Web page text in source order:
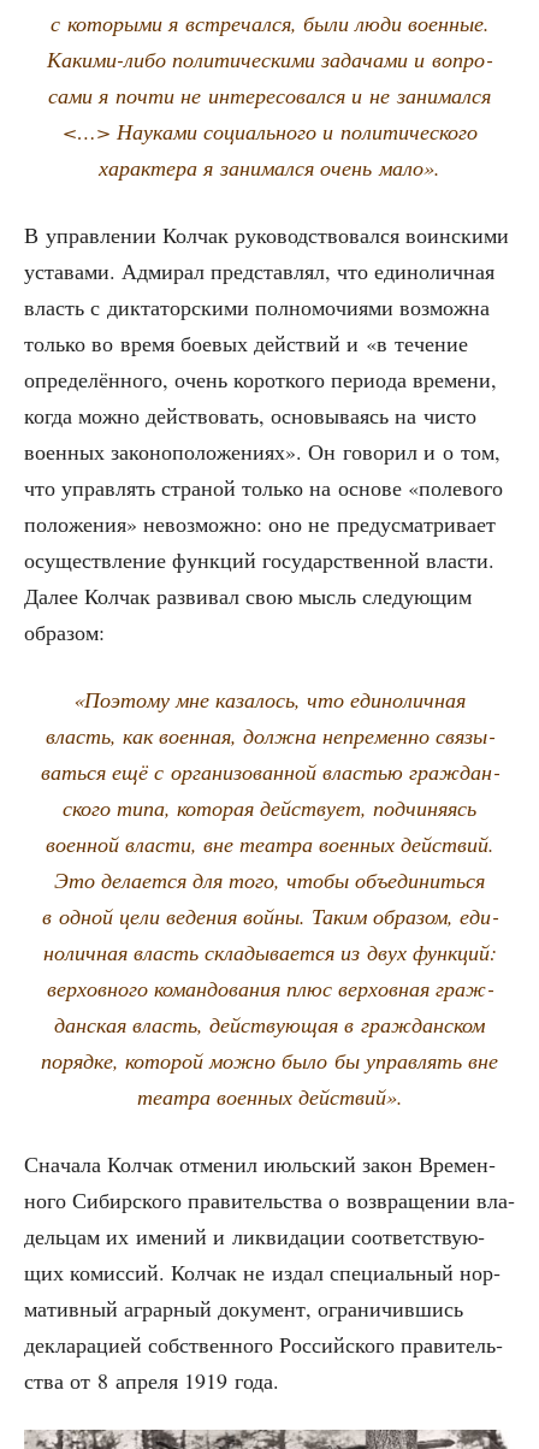
с кото­ры­ми я встре­чал­ся, были люди воен­ные.
Каки­ми-либо поли­ти­че­ски­ми зада­ча­ми и вопро­
са­ми я почти не инте­ре­со­вал­ся и не зани­мал­ся
<…> Нау­ка­ми соци­аль­но­го и поли­ти­че­ско­го
харак­те­ра я зани­мал­ся очень мало».
В управ­ле­нии Кол­чак руко­вод­ство­вал­ся воин­ски­ми
уста­ва­ми. Адми­рал пред­став­лял, что еди­но­лич­ная
власть с дик­та­тор­ски­ми пол­но­мо­чи­я­ми воз­мож­на
толь­ко во вре­мя бое­вых дей­ствий и «в тече­ние
опре­де­лён­но­го, очень корот­ко­го пери­о­да вре­ме­ни,
когда мож­но дей­ство­вать, осно­вы­ва­ясь на чисто
воен­ных зако­но­по­ло­же­ни­ях». Он гово­рил и о том,
что управ­лять стра­ной толь­ко на осно­ве «поле­во­го
поло­же­ния» невоз­мож­но: оно не преду­смат­ри­ва­ет
осу­ществ­ле­ние функ­ций госу­дар­ствен­ной вла­сти.
Далее Кол­чак раз­ви­вал свою мысль сле­ду­ю­щим
образом:
«Поэто­му мне каза­лось, что еди­но­лич­ная
власть, как воен­ная, долж­на непре­мен­но свя­зы­
вать­ся ещё с орга­ни­зо­ван­ной вла­стью граж­дан­
ско­го типа, кото­рая дей­ству­ет, под­чи­ня­ясь
воен­ной вла­сти, вне теат­ра воен­ных дей­ствий.
Это дела­ет­ся для того, что­бы объ­еди­нить­ся
в одной цели веде­ния вой­ны. Таким обра­зом, еди­
но­лич­ная власть скла­ды­ва­ет­ся из двух функ­ций:
вер­хов­но­го коман­до­ва­ния плюс вер­хов­ная граж­
дан­ская власть, дей­ству­ю­щая в граж­дан­ском
поряд­ке, кото­рой мож­но было бы управ­лять вне
теат­ра воен­ных действий».
Сна­ча­ла Кол­чак отме­нил июль­ский закон Вре­мен­
но­го Сибир­ско­го пра­ви­тель­ства о воз­вра­ще­нии вла­
дель­цам их име­ний и лик­ви­да­ции соот­вет­ству­ю­
щих комис­сий. Кол­чак не издал спе­ци­аль­ный нор­
ма­тив­ный аграр­ный доку­мент, огра­ни­чив­шись
декла­ра­ци­ей соб­ствен­но­го Рос­сий­ско­го пра­ви­тель­
ства от 8 апре­ля 1919 года.